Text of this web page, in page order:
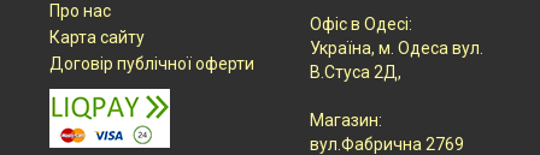
Про нас
Карта сайту
Договір публічної оферти
Офіс в Одесі:
Українa, м. Одеса вул.
В.Стуса 2Д,
Магазин:
вул.Фабрична 2769